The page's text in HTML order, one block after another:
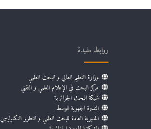
روابط مفيدة
وزارة التعليم العالي و البحث العلمي
مركز البحث في الإعلام العلمي و التقني
شبكة البحث الجزائرية
الندوة الجهوية للوسط
المديرية العامة للبحث العلمي و التطوير التكنولوجي